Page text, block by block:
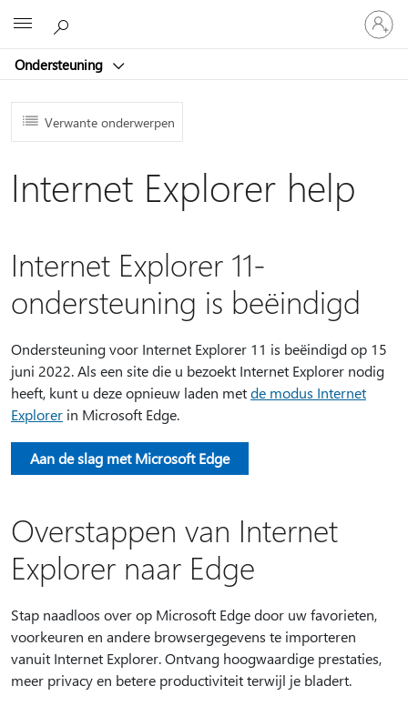
Ondersteuning
Meld
je
aan
je
Verwante onderwerpen
Internet Explorer help
Internet Explorer 11-
ondersteuning is beëindigd
Ondersteuning voor Internet Explorer 11 is beëindigd op 15
juni 2022. Als een site die u bezoekt Internet Explorer nodig
heeft, kunt u deze opnieuw laden metde modus Internet
Explorer in Microsoft Edge.
Aan de slag met Microsoft Edge
Overstappen van Internet
Explorer naar Edge
Stap naadloos over op Microsoft Edge door uw favorieten,
voorkeuren en andere browsergegevens te importeren
vanuit Internet Explorer. Ontvang hoogwaardige prestaties,
meer privacy en betere productiviteit terwijl je bladert.